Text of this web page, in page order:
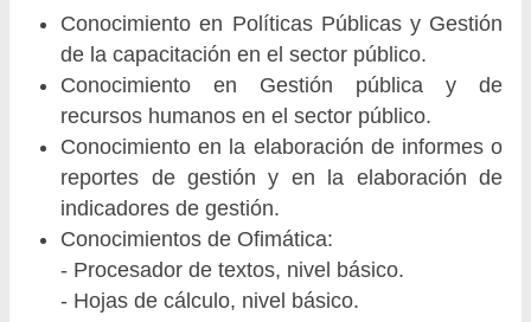
Conocimiento en Políticas Públicas y Gestión
de la capacitación en el sector público.
Conocimiento en Gestión pública y de
recursos humanos en el sector público.
Conocimiento en la elaboración de informes o
reportes de gestión y en la elaboración de
indicadores de gestión.
Conocimientos de Ofimática:
- Procesador de textos, nivel básico.
- Hojas de cálculo, nivel básico.